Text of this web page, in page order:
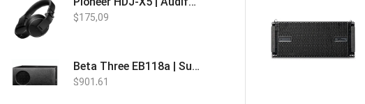
$175,09
Beta Three EB118a | Sub Bajo Activo
$901,61